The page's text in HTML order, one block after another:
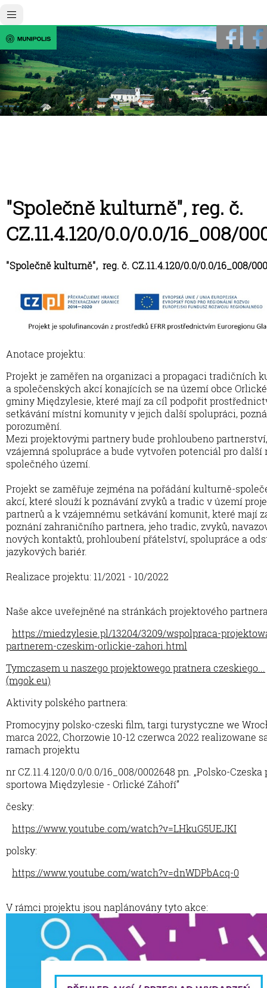
"Společně kulturně", reg. č.
CZ.11.4.120/0.0/0.0/16_008/
"Společně kulturně", reg. č. CZ.11.4.120/0.0/0.0/16_008/
Anotace projektu:
Projekt je zaměřen na organizaci a propagaci tradičních
a společenských akcí konajících se na území obce
gminy Międzylesie, které mají za cíl podpořit
setkávání místní komunity v jejich další spolupráci,
porozumění.
Mezi projektovými partnery bude prohloubeno partnerství,
vzájemná spolupráce a bude vytvořen potenciál pro další
společného území.
Projekt se zaměřuje zejména na pořádání kulturně-
akcí, které slouží k poznávání zvyků a tradic v území
partnerů a k vzájemnému setkávání komunit, které mají
poznání zahraničního partnera, jeho tradic, zvyků,
nových kontaktů, prohloubení přátelství, spolupráce a
jazykových bariér.
Realizace projektu: 11/2021 - 10/2022
Naše akce uveřejněné na stránkách projektového
https://miedzylesie.pl/13204/3209/wspolpraca-
partnerem-czeskim-orlickie-zahori.html
Tymczasem u naszego projektowego pratnera czeskiego...
(mgok.eu)
Aktivity polského partnera:
Promocyjny polsko-czeski film, targi turystyczne we
marca 2022, Chorzowie 10-12 czerwca 2022 realizowane
ramach projektu
nr CZ.11.4.120/0.0/0.0/16_008/0002648 pn. „Polsko-Czeska
sportowa Międzylesie - Orlické Záhoří”
česky:
https://www.youtube.com/watch?v=LHkuG5UEJKI
polsky:
https://www.youtube.com/watch?v=dnWDPbAcq-0
V rámci projektu jsou naplánovány tyto akce: